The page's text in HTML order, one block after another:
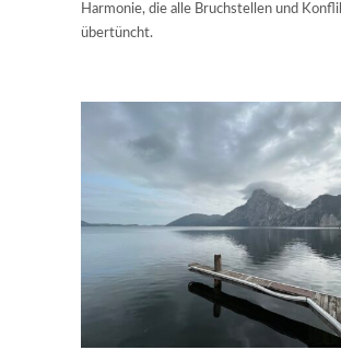
Harmonie, die alle Bruchstellen und
übertüncht.